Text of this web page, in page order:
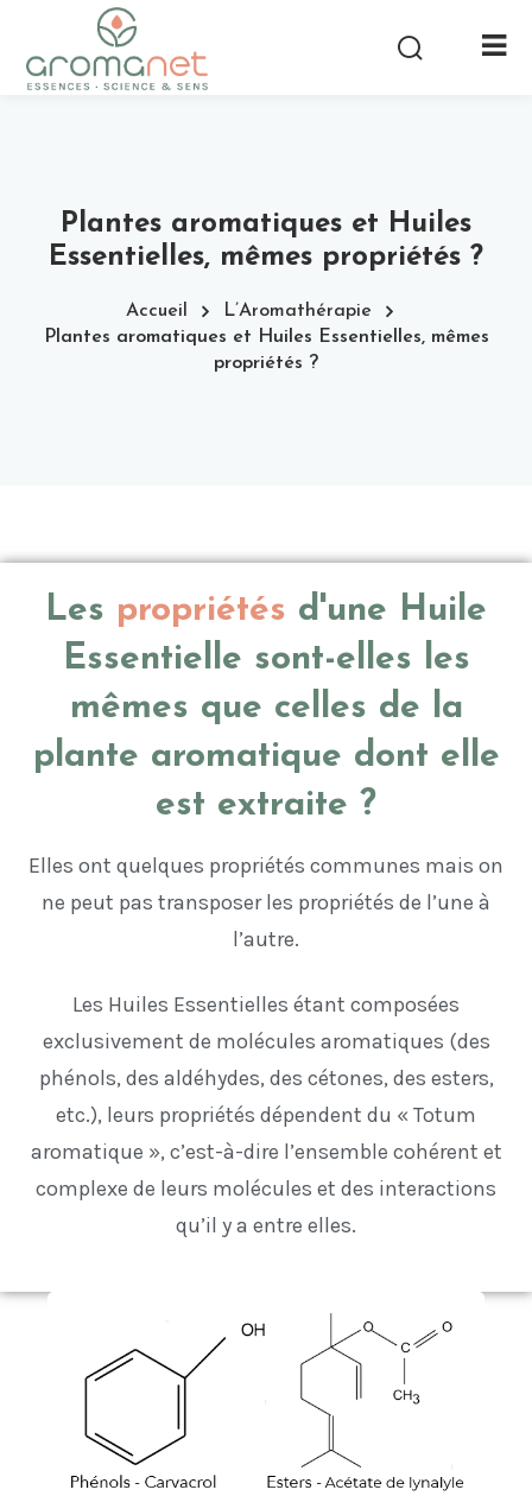
Plantes aromatiques et Huiles
Essentielles, mêmes propriétés ?
Accueil
L’Aromathérapie
Plantes aromatiques et Huiles Essentielles, mêmes
propriétés ?
Les propriétés d'une Huile
Essentielle sont-elles les
mêmes que celles de la
plante aromatique dont elle
est extraite ?
Elles ont quelques propriétés communes mais on
ne peut pas transposer les propriétés de l’une à
l’autre.
Les Huiles Essentielles étant composées
exclusivement de molécules aromatiques (des
phénols, des aldéhydes, des cétones, des esters,
etc.), leurs propriétés dépendent du « Totum
aromatique », c’est-à-dire l’ensemble cohérent et
complexe de leurs molécules et des interactions
qu’il y a entre elles.